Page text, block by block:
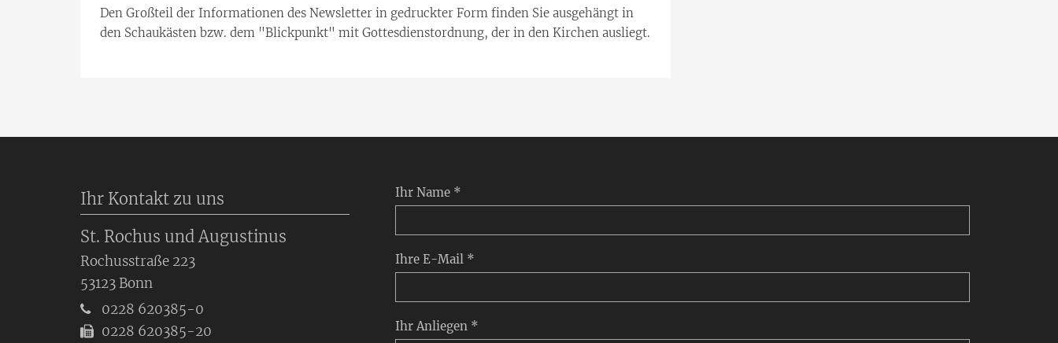
Den Großteil der Informationen des Newsletter in gedruckter Form finden Sie ausgehängt in
den Schaukästen bzw. dem "Blickpunkt" mit Gottesdienstordnung, der in den Kirchen ausliegt.
Ihr Name *
Ihre E-Mail *
Ihr Anliegen *
Ihr Kontakt zu uns
St. Rochus und Augustinus
Rochusstraße 223
53123 Bonn
0228 620385-0
0228 620385-20